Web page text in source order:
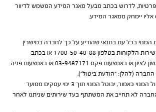
לדרוש בכתב מבעל מאגר המידע המשמש לדיוור
יימחק ממאגר המידע.
בכל עת בתנאי שהודיע על כך לחברה במישרין
באמצעות שיחה למוקד שירות הלקוחות בטלפון 1700-50-40-88 או בכתב
לכתובת ת.ד. 15019 ראשון לציון או באמצעות פקס 03-9487171 או באמצעות פניה
(להלן: “הודעת ביטול”).
הודיע המשתתף על ביטול המנוי כאמור, יבוטל המנוי תוך 3 ימי עסקים ממועד
לא תחייב את המשתתף בעד שירותים שניתנו לאחר